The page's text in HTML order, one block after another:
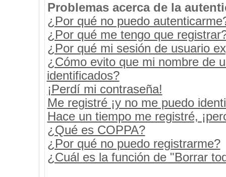
Problemas acerca de la
¿Por qué no puedo
¿Por qué me tengo que
¿Por qué mi sesión de usuario
¿Cómo evito que mi nombre de
identificados?
¡Perdí mi contraseña!
Me registré ¡y no me puedo
Hace un tiempo me registré,
¿Qué es COPPA?
¿Por qué no puedo registrarme?
¿Cuál es la función de "Borrar